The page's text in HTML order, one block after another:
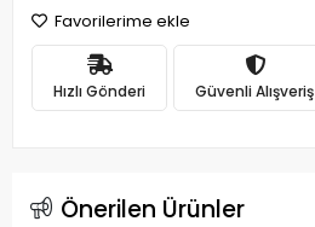
Favorilerime ekle
Hızlı Gönderi Güvenli Alışveriş
Önerilen Ürünler